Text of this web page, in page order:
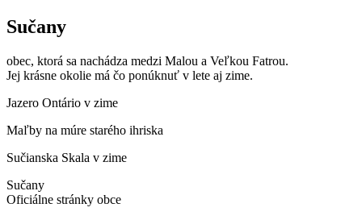
Sučany
obec, ktorá sa nachádza medzi Malou a Veľkou Fatrou.
Jej krásne okolie má čo ponúknuť v lete aj zime.
Jazero Ontário v zime
Maľby na múre starého ihriska
Sučianska Skala v zime
Sučany
Oficiálne stránky obce